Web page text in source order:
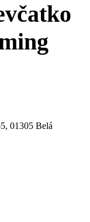
01305 Belá